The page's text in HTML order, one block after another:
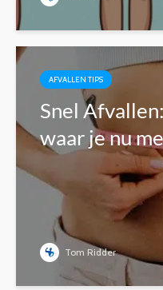
AFVALLEN TIPS
Snel
waar je nu
Tom Ridder